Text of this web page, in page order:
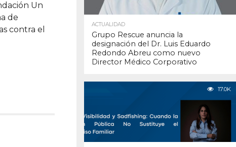
Un
de
contra el
ACTUALIDAD
Grupo Rescue anuncia la
designación del Dr. Luis Eduardo
Redondo Abreu como nuevo
Director Médico Corporativo
17.0K